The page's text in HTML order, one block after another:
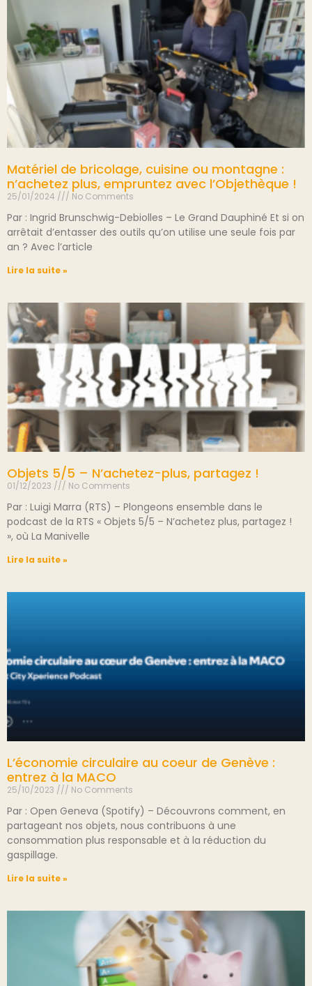
Matériel de bricolage, cuisine ou montagne :
n’achetez plus, empruntez avec l’Objethèque !
25/01/2024 No Comments
Par : Ingrid Brunschwig-Debiolles – Le Grand Dauphiné Et si on
arrêtait d’entasser des outils qu’on utilise une seule fois par
an ? Avec l’article
Lire la suite »
Objets 5/5 – N’achetez-plus, partagez !
01/12/2023 No Comments
Par : Luigi Marra (RTS) – Plongeons ensemble dans le
podcast de la RTS « Objets 5/5 – N’achetez plus, partagez !
», où La Manivelle
Lire la suite »
L’économie circulaire au coeur de Genève :
entrez à la MACO
25/10/2023 No Comments
Par : Open Geneva (Spotify) – Découvrons comment, en
partageant nos objets, nous contribuons à une
consommation plus responsable et à la réduction du
gaspillage.
Lire la suite »